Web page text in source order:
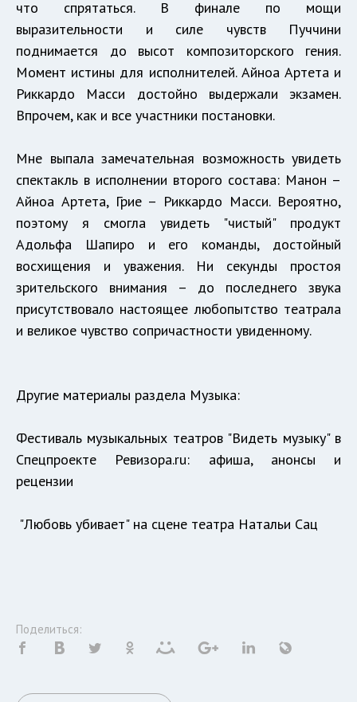
что спрятаться. В финале по мощи
выразительности и силе чувств Пуччини
поднимается до высот композиторского гения.
Момент истины для исполнителей. Айноа Артета и
Риккардо Масси достойно выдержали экзамен.
Впрочем, как и все участники постановки.
Мне выпала замечательная возможность увидеть
спектакль в исполнении второго состава: Манон –
Айноа Артета, Грие – Риккардо Масси. Вероятно,
поэтому я смогла увидеть "чистый" продукт
Адольфа Шапиро и его команды, достойный
восхищения и уважения. Ни секунды простоя
зрительского внимания – до последнего звука
присутствовало настоящее любопытство театрала
и великое чувство сопричастности увиденному.
Другие материалы раздела Музыка:
Фестиваль музыкальных театров "Видеть музыку" в
Спецпроекте Ревизора.ru: афиша, анонсы и
рецензии
"Любовь убивает" на сцене театра Натальи Сац
Поделиться: